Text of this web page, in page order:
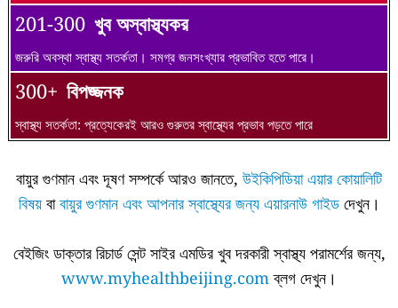
201-300 খুব অস্বাস্থ্যকর
জরুরি অবস্থা স্বাস্থ্য সতর্কতা। সমগ্র জনসংখ্যার প্রভাবিত হতে পারে।
300+ বিপজ্জনক
স্বাস্থ্য সতর্কতা: প্রত্যেকেরই আরও গুরুতর স্বাস্থ্যের প্রভাব পড়তে পারে
বায়ুর গুণমান এবং দূষণ সম্পর্কে আরও জানতে, উইকিপিডিয়া এয়ার কোয়ালিটি
বিষয়বাবায়ুর গুণমান এবং আপনার স্বাস্থ্যের জন্য এয়ারনাউ গাইডদেখুন।
বেইজিং ডাক্তার রিচার্ড সেন্ট সাইর এমডির খুব দরকারী স্বাস্থ্য পরামর্শের জন্য,
www.myhealthbeijing.comব্লগ দেখুন।